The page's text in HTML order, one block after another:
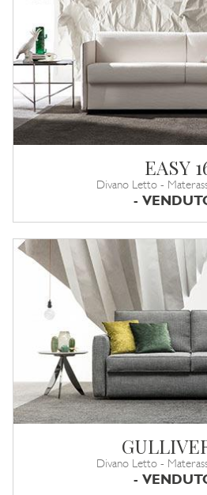
EASY
Divano Letto -
-
Divano Letto -
-